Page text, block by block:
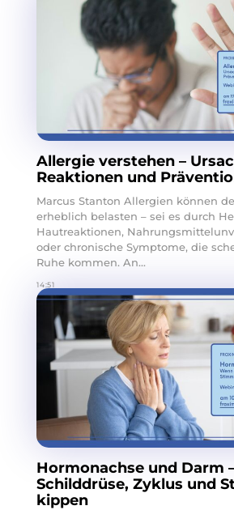
Allergie verstehen –
Reaktionen und
Marcus Stanton Allergien können den Alltag
erheblich belasten – sei es durch
Hautreaktionen,
oder chronische Symptome, die
Ruhe kommen. An...
14:51
Hormonachse und Darm
Schilddrüse, Zyklus und
kippen